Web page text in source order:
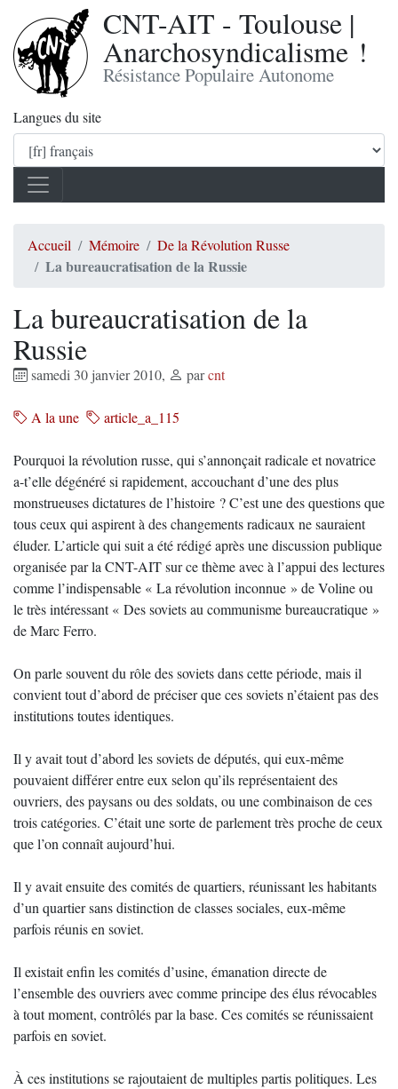
CNT-AIT - Toulouse |
Anarchosyndicalisme !
Résistance Populaire Autonome
Langues du site
Accueil Mémoire De la Révolution Russe
La bureaucratisation de la Russie
La bureaucratisation de la
Russie
samedi 30 janvier 2010, parcnt
A la une article_a_115
Pourquoi la révolution russe, qui s’annonçait radicale et novatrice
a-t’elle dégénéré si rapidement, accouchant d’une des plus
monstrueuses dictatures de l’histoire ? C’est une des questions que
tous ceux qui aspirent à des changements radicaux ne sauraient
éluder. L’article qui suit a été rédigé après une discussion publique
organisée par la CNT-AIT sur ce thème avec à l’appui des lectures
comme l’indispensable « La révolution inconnue » de Voline ou
le très intéressant « Des soviets au communisme bureaucratique »
de Marc Ferro.
On parle souvent du rôle des soviets dans cette période, mais il
convient tout d’abord de préciser que ces soviets n’étaient pas des
institutions toutes identiques.
Il y avait tout d’abord les soviets de députés, qui eux-même
pouvaient différer entre eux selon qu’ils représentaient des
ouvriers, des paysans ou des soldats, ou une combinaison de ces
trois catégories. C’était une sorte de parlement très proche de ceux
que l’on connaît aujourd’hui.
Il y avait ensuite des comités de quartiers, réunissant les habitants
d’un quartier sans distinction de classes sociales, eux-même
parfois réunis en soviet.
Il existait enfin les comités d’usine, émanation directe de
l’ensemble des ouvriers avec comme principe des élus révocables
à tout moment, contrôlés par la base. Ces comités se réunissaient
parfois en soviet.
À ces institutions se rajoutaient de multiples partis politiques. Les